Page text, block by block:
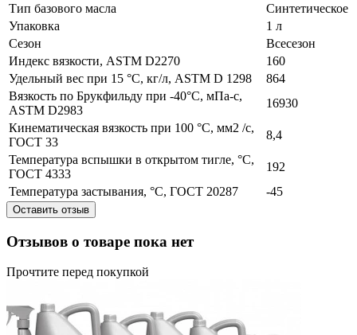
Тип базового масла
Синтетическое
Упаковка
1 л
Сезон
Всесезон
Индекс вязкости, ASTM D2270
160
Удельный вес при 15 °C, кг/л, ASTM D 1298
864
Вязкость по Брукфильду при -40°C, мПа-с,
ASTM D2983
16930
Кинематическая вязкость при 100 °С, мм2 /с,
ГОСТ 33
8,4
Температура вспышки в открытом тигле, °С,
ГОСТ 4333
192
Температура застывания, °С, ГОСТ 20287
-45
Оставить отзыв
Отзывов о товаре пока нет
Прочтите перед покупкой